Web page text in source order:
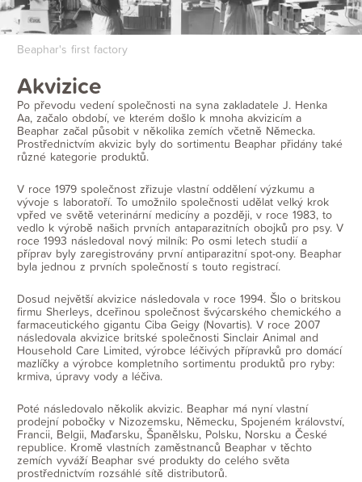
Beaphar's first factory
Akvizice
Po převodu vedení společnosti na syna zakladatele J. Henka
Aa, začalo období, ve kterém došlo k mnoha akvizicím a
Beaphar začal působit v několika zemích včetně Německa.
Prostřednictvím akvizic byly do sortimentu Beaphar přidány také
různé kategorie produktů.
V roce 1979 společnost zřizuje vlastní oddělení výzkumu a
vývoje s laboratoří. To umožnilo společnosti udělat velký krok
vpřed ve světě veterinární medicíny a později, v roce 1983, to
vedlo k výrobě našich prvních antaparazitních obojků pro psy. V
roce 1993 následoval nový milník: Po osmi letech studií a
příprav byly zaregistrovány první antiparazitní spot-ony. Beaphar
byla jednou z prvních společností s touto registrací.
Dosud největší akvizice následovala v roce 1994. Šlo o britskou
firmu Sherleys, dceřinou společnost švýcarského chemického a
farmaceutického gigantu Ciba Geigy (Novartis). V roce 2007
následovala akvizice britské společnosti Sinclair Animal and
Household Care Limited, výrobce léčivých přípravků pro domácí
mazlíčky a výrobce kompletního sortimentu produktů pro ryby:
krmiva, úpravy vody a léčiva.
Poté následovalo několik akvizic. Beaphar má nyní vlastní
prodejní pobočky v Nizozemsku, Německu, Spojeném království,
Francii, Belgii, Maďarsku, Španělsku, Polsku, Norsku a České
republice. Kromě vlastních zaměstnanců Beaphar v těchto
zemích vyváží Beaphar své produkty do celého světa
prostřednictvím rozsáhlé sítě distributorů.